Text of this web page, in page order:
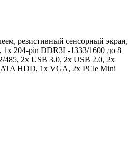
резистивный сенсорный экран,
1x 204-pin DDR3L-1333/1600 до 8
485, 2x USB 3.0, 2x USB 2.0, 2x
HDD, 1x VGA, 2x PCle Mini